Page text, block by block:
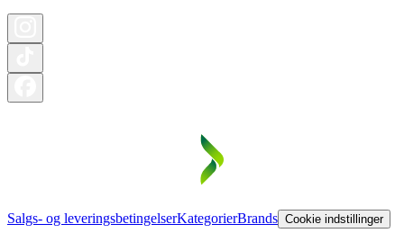
Salgs- og leveringsbetingelserKategorierBrands Cookie indstillinger